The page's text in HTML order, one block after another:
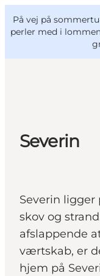
På vej på
perler med i
Oplevelser
Outdoor
Book lokale
VisitFyn
Deutsch
Severin
Severin
skov og
afslappende
værtskab, er
hjem på